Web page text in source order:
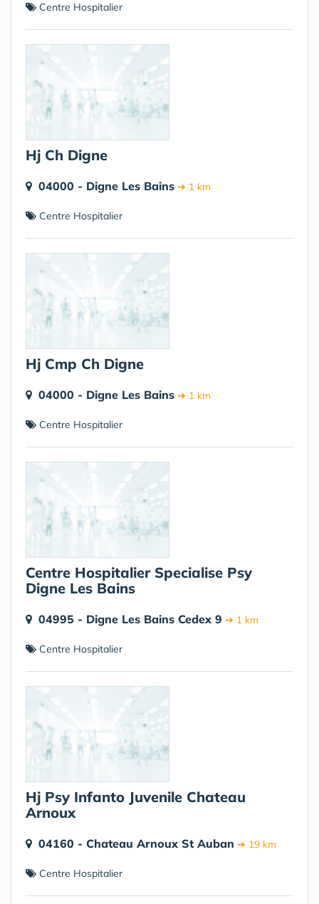
Centre Hospitalier
Hj Ch Digne
04000 - Digne Les Bains ➔ 1 km
Centre Hospitalier
Hj Cmp Ch Digne
04000 - Digne Les Bains ➔ 1 km
Centre Hospitalier
Centre Hospitalier Specialise Psy
Digne Les Bains
04995 - Digne Les Bains Cedex 9 ➔ 1 km
Centre Hospitalier
Hj Psy Infanto Juvenile Chateau
Arnoux
04160 - Chateau Arnoux St Auban ➔ 19 km
Centre Hospitalier